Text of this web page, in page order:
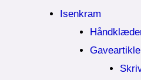
Isenkram